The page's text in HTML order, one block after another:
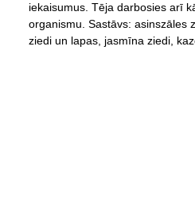
iekaisumus. Tēja darbosies arī
organismu. Sastāvs: asinszāles
ziedi un lapas, jasmīna ziedi,